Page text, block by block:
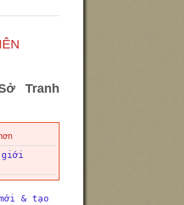
Tranh
& tạo